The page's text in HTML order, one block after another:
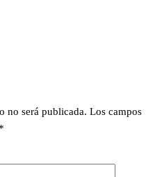
no será publicada. Los campos
*